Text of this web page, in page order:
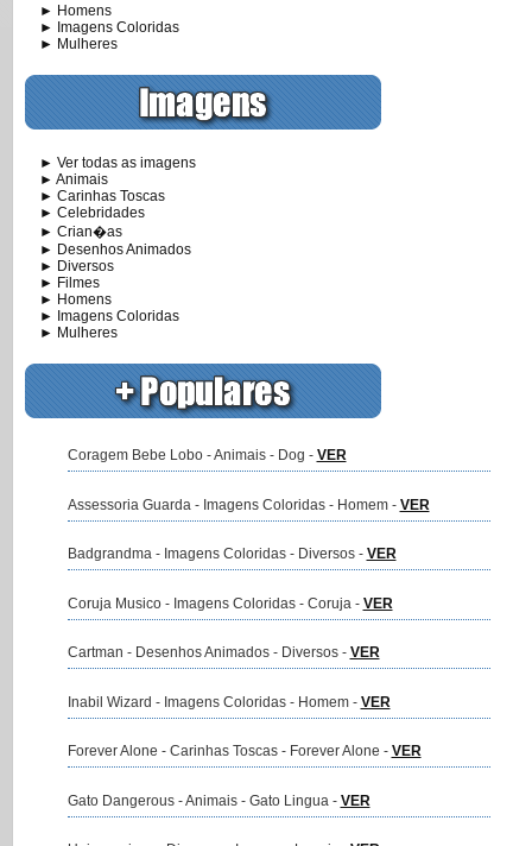
► Homens
► Imagens Coloridas
► Mulheres
► Ver todas as imagens
► Animais
► Carinhas Toscas
► Celebridades
► Crian�as
► Desenhos Animados
► Diversos
► Filmes
► Homens
► Imagens Coloridas
► Mulheres
Coragem Bebe Lobo - Animais - Dog - VER
Assessoria Guarda - Imagens Coloridas - Homem - VER
Badgrandma - Imagens Coloridas - Diversos - VER
Coruja Musico - Imagens Coloridas - Coruja - VER
Cartman - Desenhos Animados - Diversos - VER
Inabil Wizard - Imagens Coloridas - Homem - VER
Forever Alone - Carinhas Toscas - Forever Alone - VER
Gato Dangerous - Animais - Gato Lingua - VER